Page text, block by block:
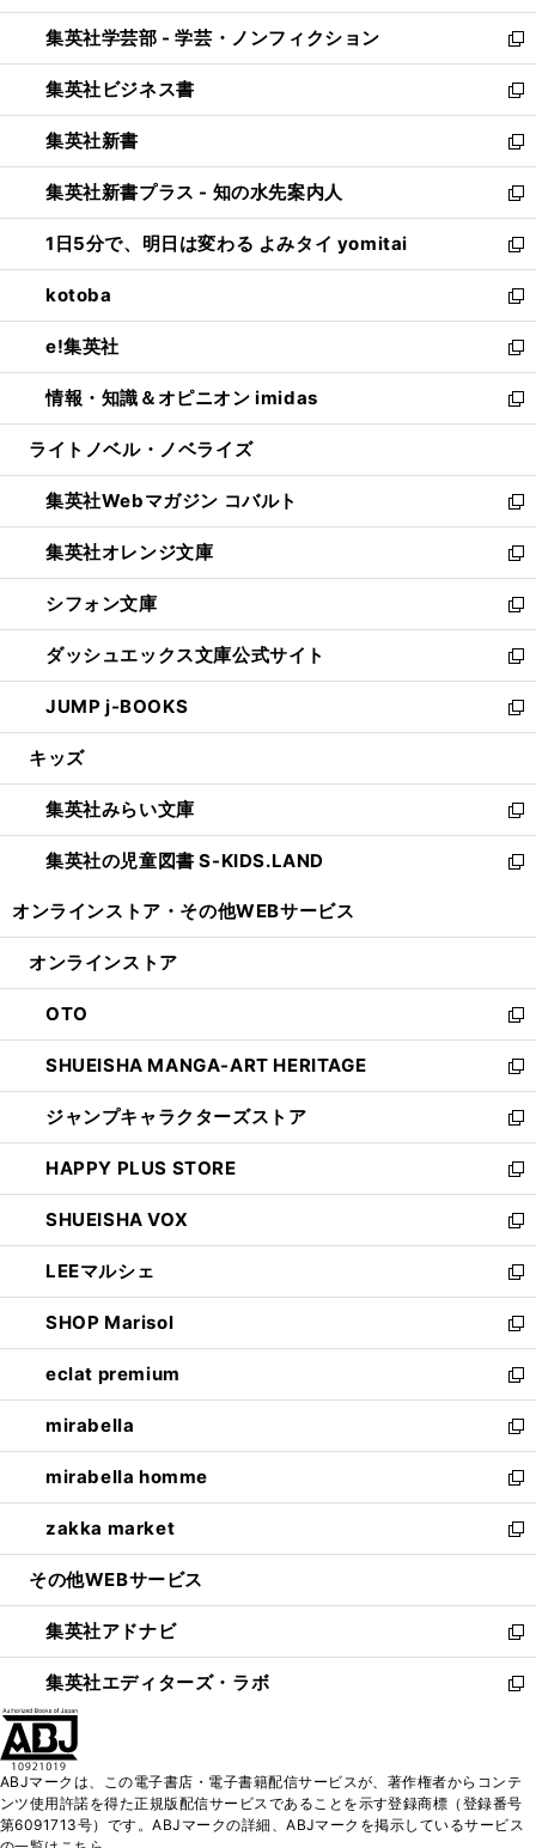
開
く
ウ
で
開
く
ン
ド
ウ
で
開
く
ウ
ィ
ン
ド
ウ
で
開
く
集英社学芸部 - 学芸・ノンフィクション
新
し
い
ウ
ィ
ン
ド
ウ
で
開
く
集英社ビジネス書
新
し
い
ウ
ィ
ン
ド
ウ
で
開
く
集英社新書
新
し
い
ウ
ィ
ン
ド
ウ
で
開
く
集英社新書プラス - 知の水先案内人
新
し
い
ウ
ィ
ン
ド
ウ
で
開
1日5分で、明日は変わる よみタイ yomitai
新
し
い
ウ
ィ
ン
ド
ウ
開
く
kotoba
新
し
い
ウ
ィ
ン
ウ
で
開
く
e!集英社
新
し
い
ウ
ン
ド
ウ
で
開
く
情報・知識＆オピニオン imidas
新
し
ウ
ィ
ン
ド
ウ
で
開
く
ライトノベル・ノベライズ
集英社Webマガジン コバルト
新
し
い
ウ
ィ
ン
ド
ウ
で
開
集英社オレンジ文庫
新
し
い
ウ
ィ
ン
ド
ウ
開
く
シフォン文庫
新
し
い
ウ
ィ
ン
ウ
で
開
く
ダッシュエックス文庫公式サイト
新
し
い
ウ
ン
ド
ウ
で
JUMP j-BOOKS
新
し
ウ
ィ
ン
ド
開
キッズ
集英社みらい文庫
新
し
い
ン
ウ
で
開
く
集英社の児童図書 S-KIDS.LAND
新
ウ
ン
ド
ウ
で
開
く
オンラインストア・ その他WEBサービス
オンラインストア
OTO
新
し
い
ウ
ィ
ン
ド
ウ
で
開
く
SHUEISHA MANGA-ART HERITAGE
新
し
い
ウ
ィ
ン
ド
ウ
で
開
く
ジャンプキャラクターズストア
新
し
い
ウ
ィ
ン
ド
ウ
で
開
く
HAPPY PLUS STORE
新
し
い
ウ
ィ
ン
ド
ウ
で
開
く
SHUEISHA VOX
新
し
い
ウ
ィ
ン
ド
ウ
で
開
く
LEEマルシェ
新
し
い
ウ
ィ
ン
ド
ウ
で
開
く
SHOP Marisol
新
し
い
ウ
ィ
ン
ド
ウ
で
開
eclat premium
新
し
い
ウ
ィ
ン
ド
ウ
開
く
mirabella
新
し
い
ウ
ィ
ン
ウ
で
開
く
mirabella homme
新
し
い
ウ
ン
ド
ウ
で
zakka market
新
し
ウ
ィ
ン
ド
く
その他WEBサービス
集英社アドナビ
新
し
い
ド
ウ
で
集英社エディターズ・ラボ
新
ィ
ン
ABJマークは、この電子書店・電子書籍配信サービスが、著作権者からコンテ
ンツ使用許諾を得た正規版配信サービスであることを示す登録商標（登録番号
第6091713号）です。ABJマークの詳細、ABJマークを掲示しているサービス